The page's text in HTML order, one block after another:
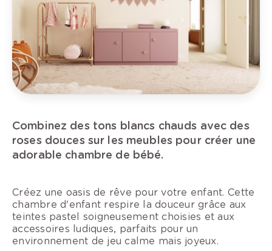
Combinez des tons blancs chauds avec des
roses douces sur les meubles pour créer une
adorable chambre de bébé.
Créez une oasis de rêve pour votre enfant. Cette
chambre d'enfant respire la douceur grâce aux
teintes pastel soigneusement choisies et aux
accessoires ludiques, parfaits pour un
environnement de jeu calme mais joyeux.